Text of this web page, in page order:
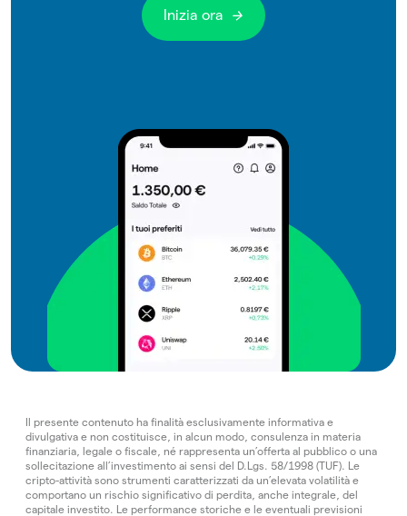
Inizia ora
Il presente contenuto ha finalità esclusivamente informativa e
divulgativa e non costituisce, in alcun modo, consulenza in materia
finanziaria, legale o fiscale, né rappresenta un’offerta al pubblico o una
sollecitazione all’investimento ai sensi del D.Lgs. 58/1998 (TUF). Le
cripto-attività sono strumenti caratterizzati da un’elevata volatilità e
comportano un rischio significativo di perdita, anche integrale, del
capitale investito. Le performance storiche e le eventuali previsioni